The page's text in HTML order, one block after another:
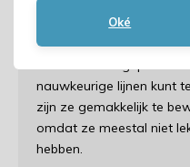
Oké
Een ander voordeel van
gemakkelijk te gebruiken
nauwkeurige lijnen kunt
zijn ze gemakkelijk te
omdat ze meestal niet
hebben.